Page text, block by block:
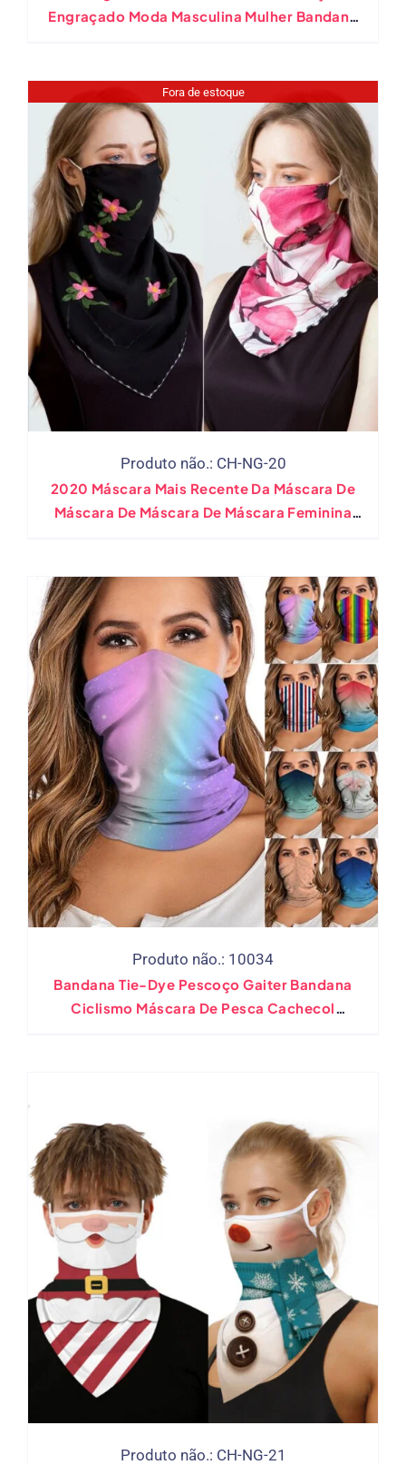
Engraçado Moda Masculina Mulher Bandana
Fora de estoque
Produto não.: CH-NG-20
2020 Máscara Mais Recente Da Máscara De
Máscara De Máscara De Máscara Feminina
Produto não.: 10034
Bandana Tie-Dye Pescoço Gaiter Bandana
Ciclismo Máscara De Pesca Cachecol
Produto não.: CH-NG-21